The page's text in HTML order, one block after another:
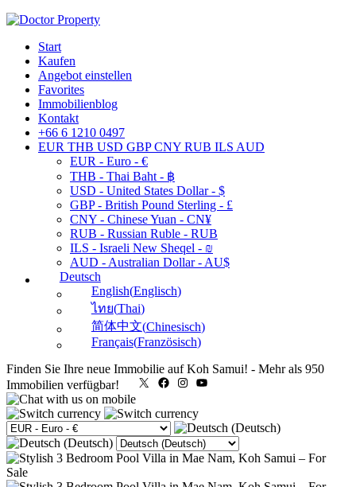
Start
Kaufen
Angebot einstellen
Favorites
Immobilienblog
Kontakt
+66 6 1210 0497
EUR THB USD GBP CNY RUB ILS AUD
EUR - Euro - €
THB - Thai Baht - ฿
USD - United States Dollar - $
GBP - British Pound Sterling - £
CNY - Chinese Yuan - CN¥
RUB - Russian Ruble - RUB
ILS - Israeli New Sheqel - ₪
AUD - Australian Dollar - AU$
Deutsch
English(Englisch)
ไทย(Thai)
简体中文(Chinesisch)
Français(Französisch)
Finden Sie Ihre neue Immobilie auf Koh Samui! - Mehr als 950
Immobilien verfügbar!
X FacebookInstagram